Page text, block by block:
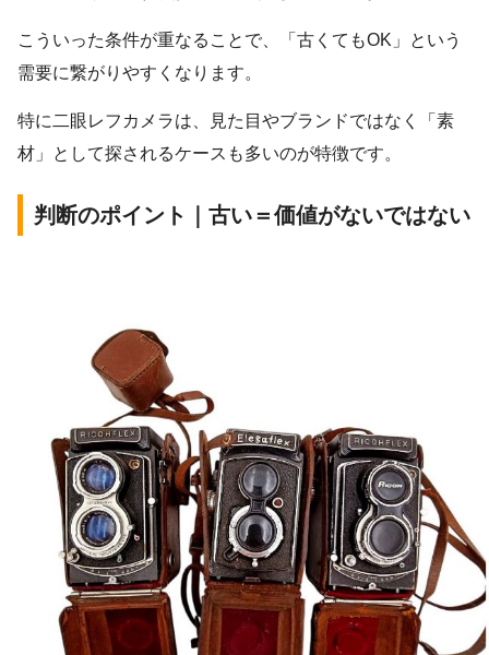
こういった条件が重なることで、「古くてもOK」という
需要に繋がりやすくなります。
特に二眼レフカメラは、見た目やブランドではなく「素
材」として探されるケースも多いのが特徴です。
判断のポイント｜古い＝価値がないではない